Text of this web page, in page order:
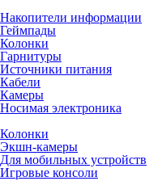
Накопители информации
Геймпады
Колонки
Гарнитуры
Источники питания
Кабели
Камеры
Носимая электроника
Колонки
Экшн-камеры
Для мобильных устройств
Игровые консоли